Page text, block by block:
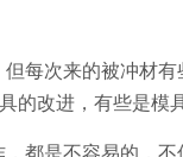
每次来的被冲材
的改进，有些是模
都是不容易的，